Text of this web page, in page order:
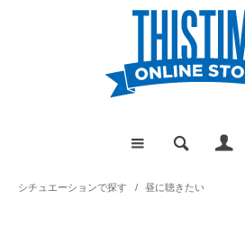
シチュエーションで探す / 昼に聴きたい